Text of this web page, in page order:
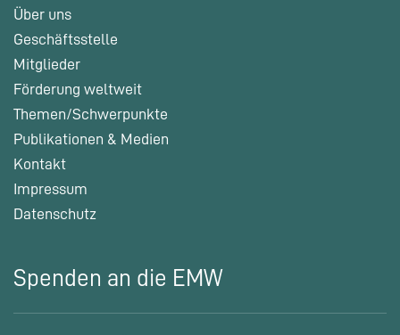
Über uns
Geschäftsstelle
Mitglieder
Förderung weltweit
Themen/Schwerpunkte
Publikationen & Medien
Kontakt
Impressum
Datenschutz
Spenden an die EMW